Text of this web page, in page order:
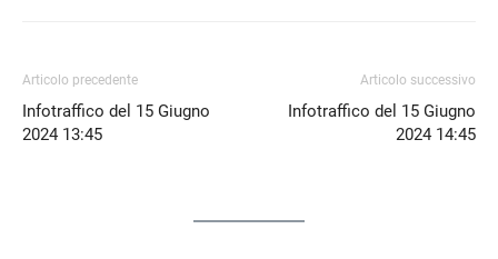
Articolo precedente
Infotraffico del 15 Giugno
2024 13:45
Articolo successivo
Infotraffico del 15 Giugno
2024 14:45